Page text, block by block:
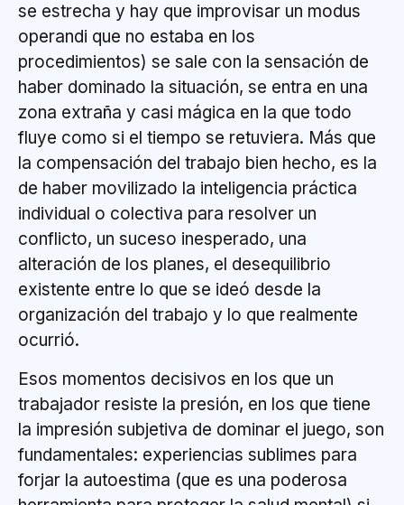
se estrecha y hay que improvisar un modus
operandi que no estaba en los
procedimientos) se sale con la sensación de
haber dominado la situación, se entra en una
zona extraña y casi mágica en la que todo
fluye como si el tiempo se retuviera. Más que
la compensación del trabajo bien hecho, es la
de haber movilizado la inteligencia práctica
individual o colectiva para resolver un
conflicto, un suceso inesperado, una
alteración de los planes, el desequilibrio
existente entre lo que se ideó desde la
organización del trabajo y lo que realmente
ocurrió.
Esos momentos decisivos en los que un
trabajador resiste la presión, en los que tiene
la impresión subjetiva de dominar el juego, son
fundamentales: experiencias sublimes para
forjar la autoestima (que es una poderosa